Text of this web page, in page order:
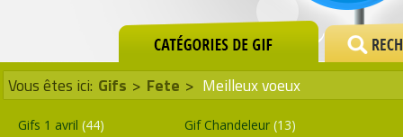
Vous êtes ici: Gifs > Fete > Meilleux voeux
Gifs 1 avril (44)
Gif Chandeleur (13)